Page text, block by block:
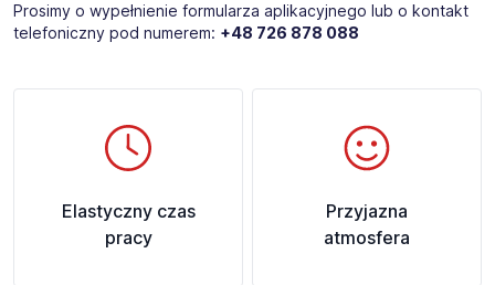
Prosimy o wypełnienie formularza aplikacyjnego lub o kontakt
telefoniczny pod numerem: +48 726 878 088 ​
Elastyczny czas
pracy
Przyjazna
atmosfera